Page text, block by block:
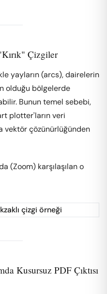
Çizgiler
yayların (arcs), dairelerin
olduğu bölgelerde
Bunun temel sebebi,
plotter'ların veri
vektör çözünürlüğünden
(Zoom) karşılaşılan o
Kusursuz PDF Çıktısı